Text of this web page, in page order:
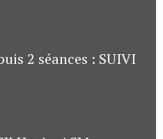
2 séances : SUIVI